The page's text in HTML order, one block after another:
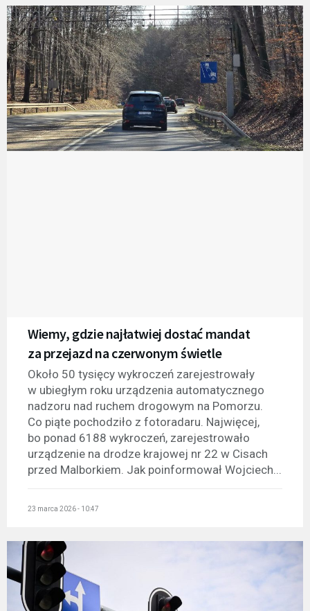
Wiemy, gdzie najłatwiej dostać mandat
za przejazd na czerwonym świetle
Około 50 tysięcy wykroczeń zarejestrowały
w ubiegłym roku urządzenia automatycznego
nadzoru nad ruchem drogowym na Pomorzu.
Co piąte pochodziło z fotoradaru. Najwięcej,
bo ponad 6188 wykroczeń, zarejestrowało
urządzenie na drodze krajowej nr 22 w Cisach
przed Malborkiem. Jak poinformował Wojciech...
23 marca 2026 - 10:47